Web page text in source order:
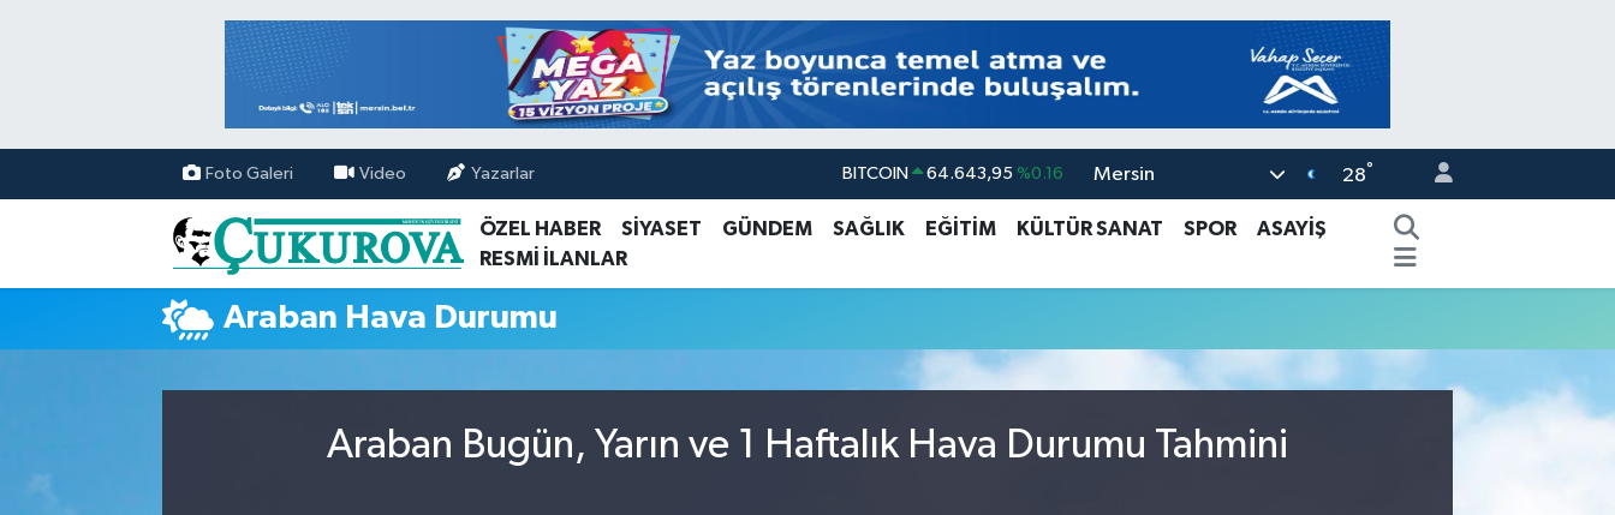
Foto Galeri Video Yazarlar BITCOIN 64.643,95 %0.16
DOLAR 47,6006 %0.06
GRAM ALTIN 6500.87 %0.12
BİST100 13.799 %70
Mersin 28°
ÖZEL HABER SİYASET GÜNDEM SAĞLIK EĞİTİM KÜLTÜR SANAT SPOR
ASAYİŞ
RESMİ İLANLAR
Araban Hava Durumu
Araban Bugün, Yarın ve 1 Haftalık Hava Durumu Tahmini
Mersin Nöbetçi Eczaneler
Mersin Hava Durumu
Mersin Namaz Vakitleri
Mersin Trafik Yoğunluk Haritası
Süper Lig Puan Durumu ve Fikstür
Tüm Manşetler